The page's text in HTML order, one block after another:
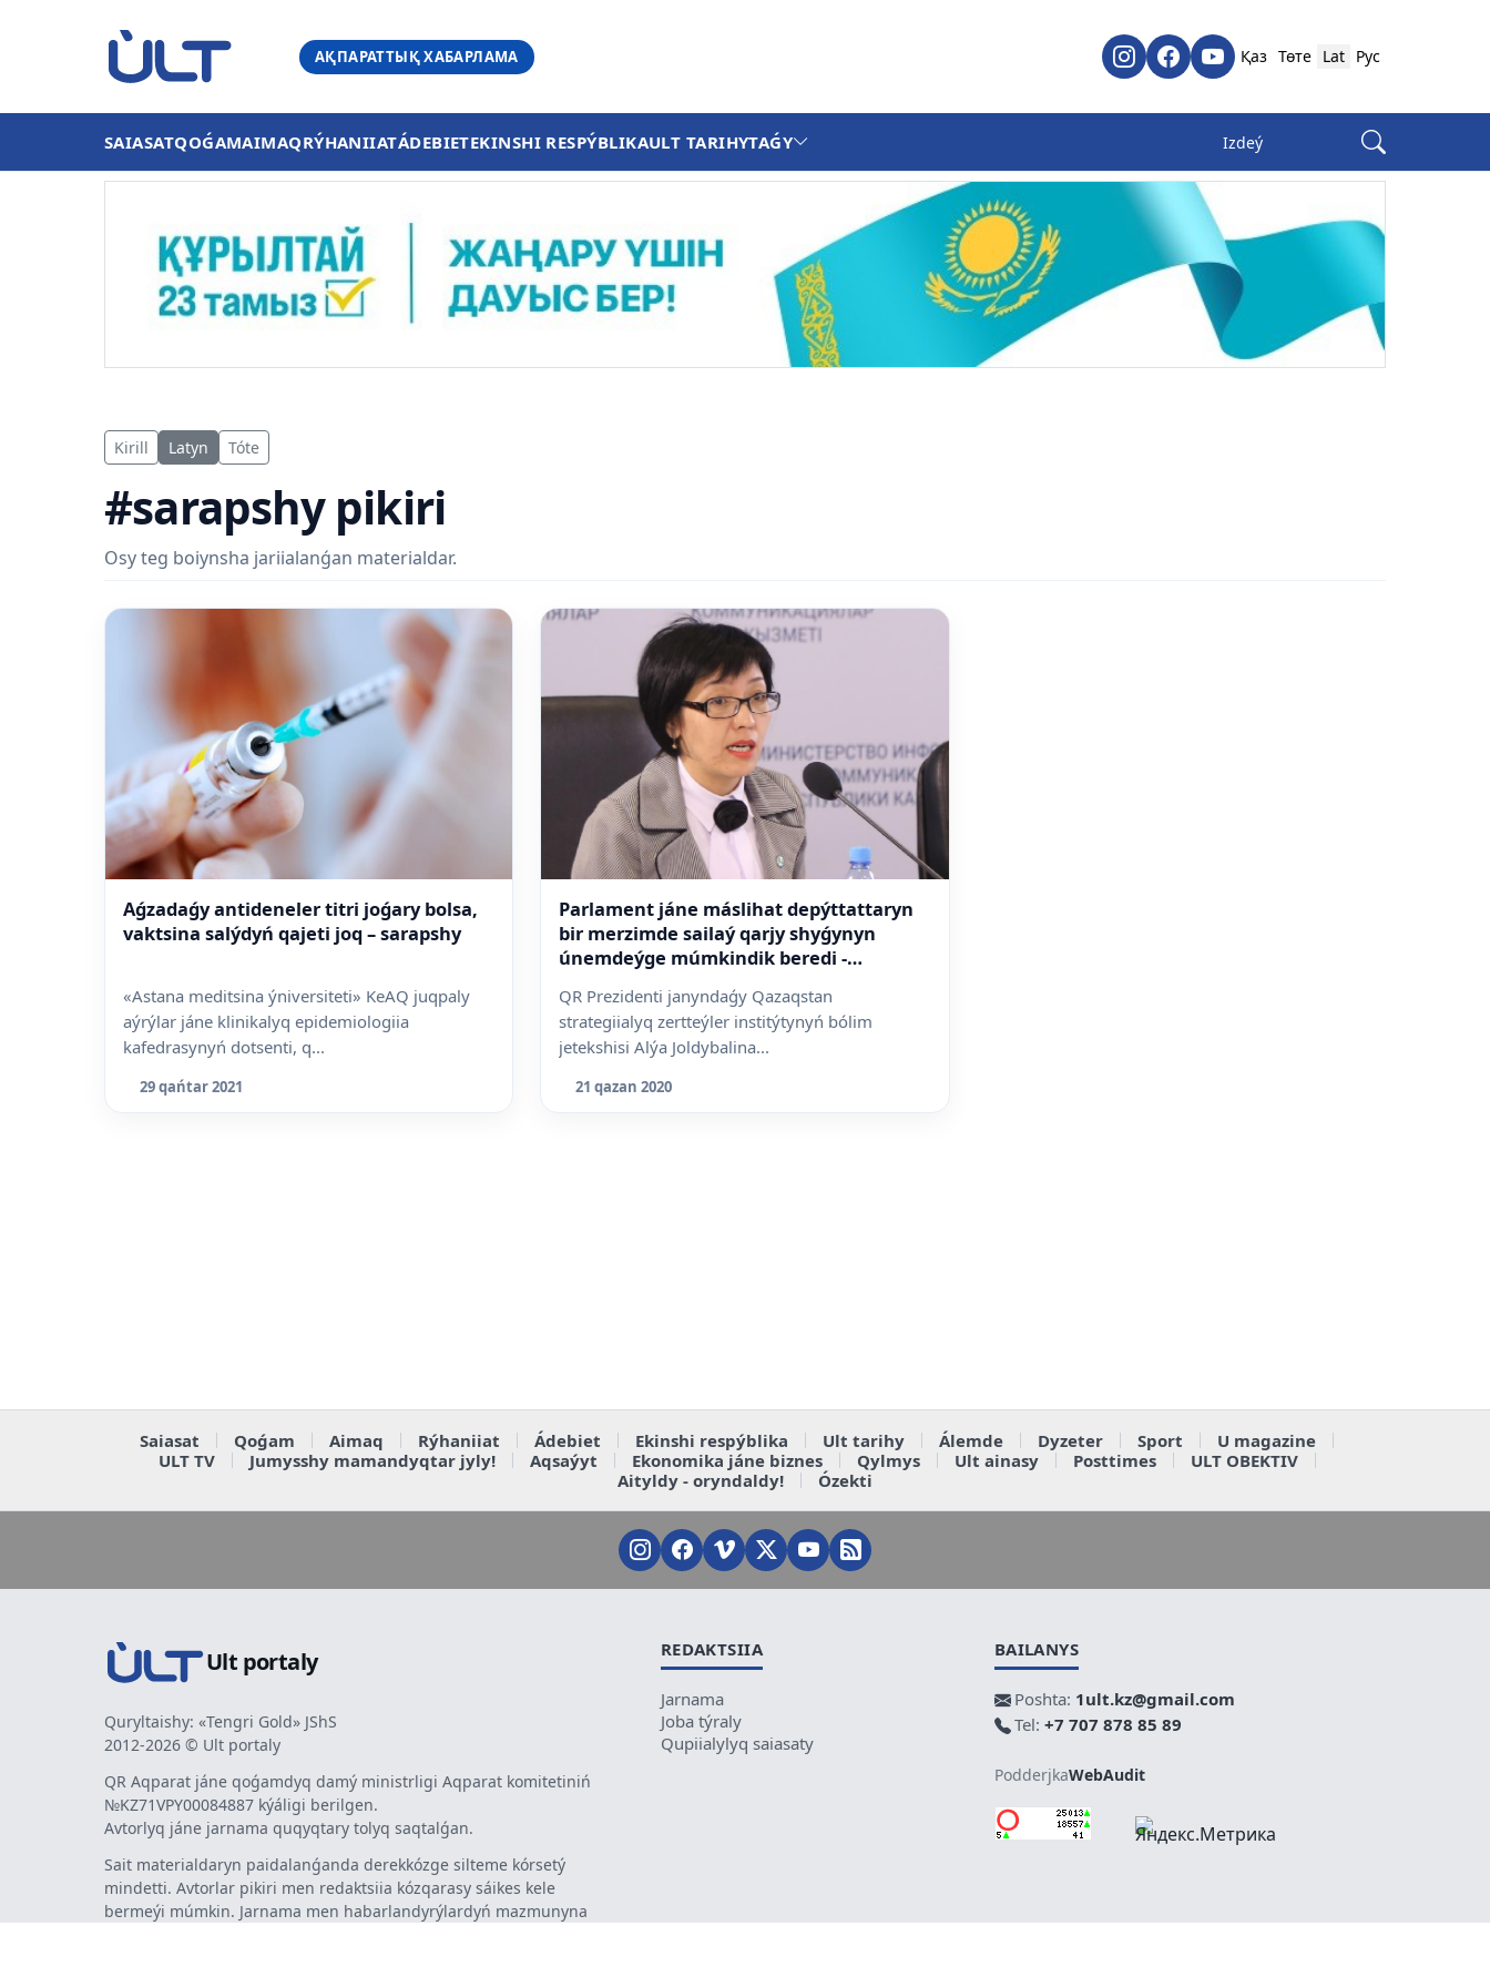
АҚПАРАТТЫҚ ХАБАРЛАМА Қаз Төте Lat Рус
SAIASATQOǴAMAIMAQRÝHANIIATÁDEBIETEKINSHI RESPÝBLIKAULT TARIHYTAǴY
Kirill Latyn Tóte
#sarapshy pikiri
Osy teg boiynsha jariialanǵan materialdar.
Aǵzadaǵy antideneler titri joǵary bolsa,
vaktsina salýdyń qajeti joq – sarapshy
«Astana meditsina ýniversiteti» KeAQ juqpaly
aýrýlar jáne klinikalyq epidemiologiia
kafedrasynyń dotsenti, q...
29 qańtar 2021
Parlament jáne máslihat depýttattaryn
bir merzimde sailaý qarjy shyǵynyn
únemdeýge múmkindik beredi -
QR Prezidenti janyndaǵy Qazaqstan
strategiialyq zertteýler institýtynyń bólim
jetekshisi Alýa Joldybalina...
21 qazan 2020
Saiasat Qoǵam Aimaq Rýhaniiat Ádebiet Ekinshi respýblika Ult tarihy Álemde Dyzeter Sport
U magazine
ULT TV
Jumysshy mamandyqtar jyly! Aqsaýyt Ekonomika jáne biznes Qylmys Ult ainasy Posttimes
ULT OBEKTIV
Aityldy - oryndaldy!
Ózekti
Ult portaly
Quryltaishy: «Tengri Gold» JShS
2012-2026 © Ult portaly
QR Aqparat jáne qoǵamdyq damý ministrligi Aqparat komitetiniń
№KZ71VPY00084887 kýáligi berilgen.
Avtorlyq jáne jarnama quqyqtary tolyq saqtalǵan.
Sait materialdaryn paidalanǵanda derekkózge silteme kórsetý
mindetti. Avtorlar pikiri men redaktsiia kózqarasy sáikes kele
bermeýi múmkin. Jarnama men habarlandyrýlardyń mazmunyna
REDAKTSIIA
Jarnama
Joba týraly
Qupiialylyq saiasaty
BAILANYS
Poshta: 1ult.kz@gmail.com
Tel: +7 707 878 85 89
PodderjkaWebAudit